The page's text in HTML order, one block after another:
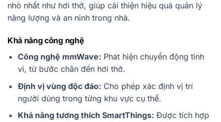
nhỏ nhất như hơi thở, giúp cải thiện hiệu quả quản lý
năng lượng và an ninh trong nhà.
Khả năng công nghệ
Công nghệ mmWave: Phát hiện chuyển động tinh
vi, từ bước chân đến hơi thở.
Định vị vùng độc đáo: Cho phép xác định vị trí
người dùng trong từng khu vực cụ thể.
Khả năng tương thích SmartThings: Được tích hợp